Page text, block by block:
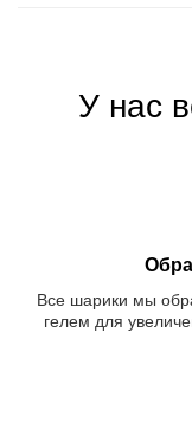
У нас
Все шарики мы
гелем для